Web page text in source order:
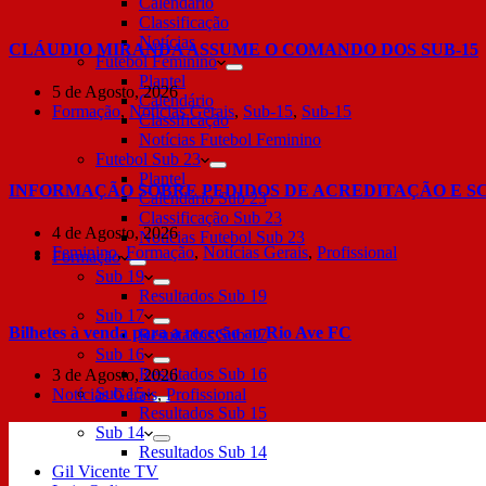
Classificação
Notícias
Futebol Feminino
Plantel
Calendário
Classificação
Notícias Futebol Feminino
Futebol Sub 23
Plantel
Calendário Sub 23
Classificação Sub 23
Notícias Futebol Sub 23
Formação
Sub 19
Resultados Sub 19
Sub 17
Resultados Sub 17
Sub 16
Resultados Sub 16
Sub 15
Resultados Sub 15
Sub 14
Resultados Sub 14
Gil Vicente TV
CLÁUDIO MIRANDA ASSUME O COMANDO DOS SUB-15
5 de Agosto, 2026
Formação, Notícias Gerais, Sub-15, Sub-15
INFORMAÇÃO SOBRE PEDIDOS DE ACREDITAÇÃO E
4 de Agosto, 2026
Feminino,Formação, Notícias Gerais, Profissional
Bilhetes à venda para a receção ao Rio Ave FC
3 de Agosto, 2026
Notícias Gerais,Profissional